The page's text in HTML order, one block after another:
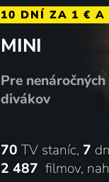
10 DNÍ ZA 1 € A
MINI
Pre nenáročných
divákov
70 TV staníc, 7
2 487 filmov,